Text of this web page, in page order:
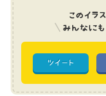
このイラ
みんなにも
ツイート